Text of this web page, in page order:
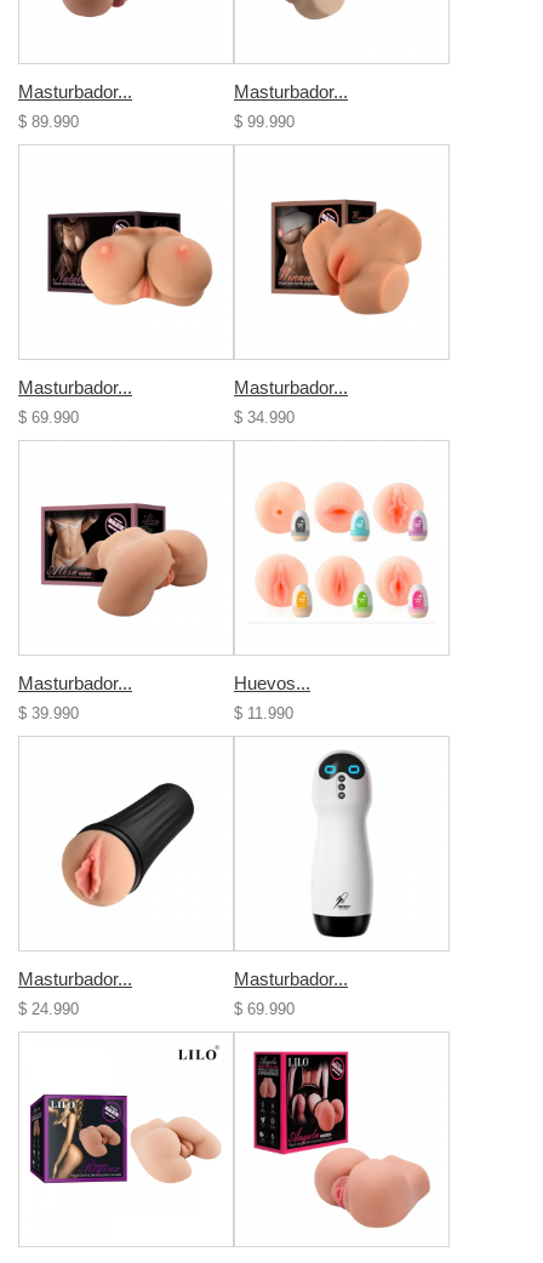
Masturbador...
$ 89.990
Masturbador...
$ 99.990
Masturbador...
$ 69.990
Masturbador...
$ 34.990
Masturbador...
$ 39.990
Huevos...
$ 11.990
Masturbador...
$ 24.990
Masturbador...
$ 69.990